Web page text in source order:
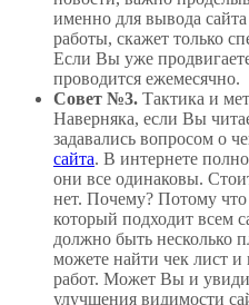
именно для вывода
работы, скажет только
Если Вы уже продвигаете
проводится ежемесячно.
Совет №3. Тактика и
Наверняка, если Вы
задавались вопросом о
сайта. В интернете
они все одинаковы.
нет. Почему? Потому что
который подходит всем
должно быть несколько
можете найти чек лист и
работ. Может Вы и
улучшения видимости